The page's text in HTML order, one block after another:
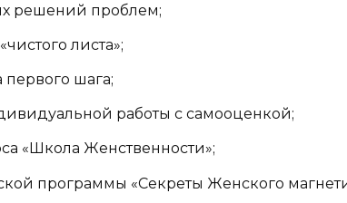
решений проблем;
листа»;
шага;
работы с самооценкой;
«Школа Женственности»;
программы «Секреты Женского